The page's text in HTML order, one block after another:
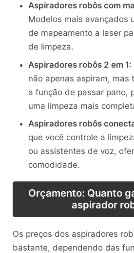
Aspiradores robôs com
Modelos mais avançados
de mapeamento a laser
de limpeza.
Aspiradores robôs 2 em 1:
não apenas aspiram, mas
a função de passar pano,
uma limpeza mais
Aspiradores robôs
que você controle a
ou assistentes de voz,
comodidade.
Orçamento: Quanto
aspirador
Os preços dos aspiradores
bastante, dependendo das